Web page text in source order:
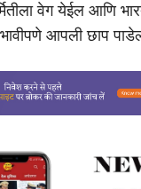
वेग येईल आणि
आपली छाप